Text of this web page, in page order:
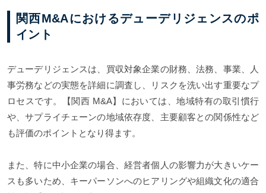
関西M&Aにおけるデューデリジェンスのポ
イント
デューデリジェンスは、買収対象企業の財務、法務、事業、人
事労務などの実態を詳細に調査し、リスクを洗い出す重要なプ
ロセスです。【関西 M&A】においては、地域特有の取引慣行
や、サプライチェーンの地域依存度、主要顧客との関係性など
も評価のポイントとなり得ます。
また、特に中小企業の場合、経営者個人の影響力が大きいケー
スも多いため、キーパーソンへのヒアリングや組織文化の適合